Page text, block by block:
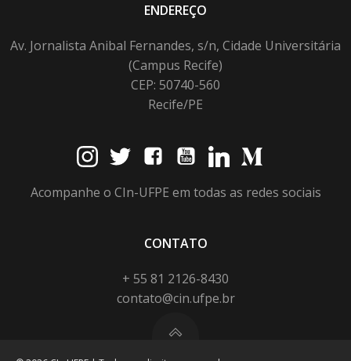
ENDEREÇO
Av. Jornalista Anibal Fernandes, s/n, Cidade Universitária
(Campus Recife)
CEP: 50740-560
Recife/PE
Acompanhe o CIn-UFPE em todas as redes sociais
CONTATO
+ 55 81 2126-8430
contato@cin.ufpe.br